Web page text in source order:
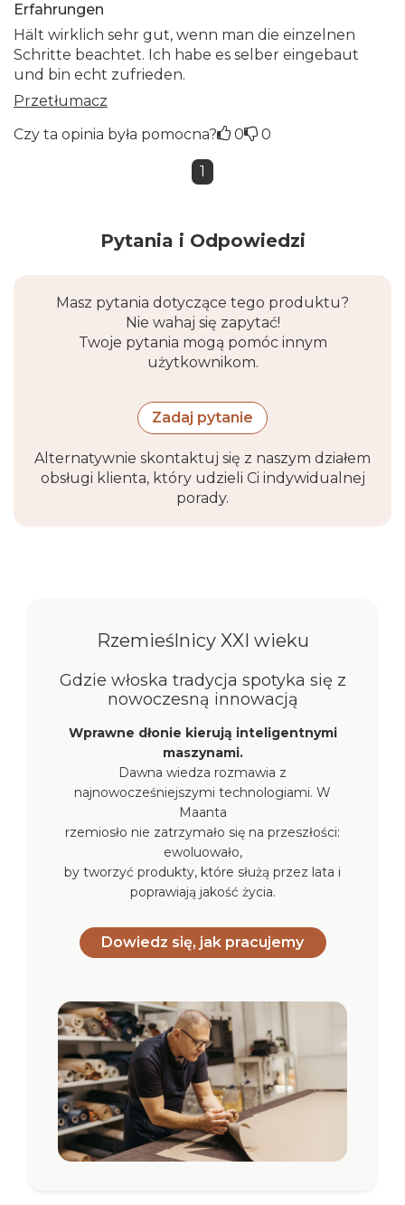
Erfahrungen
Hält wirklich sehr gut, wenn man die einzelnen
Schritte beachtet. Ich habe es selber eingebaut
und bin echt zufrieden.
Przetłumacz
Czy ta opinia była pomocna?
0 0
1
Pytania i Odpowiedzi
Masz pytania dotyczące tego produktu?
Nie wahaj się zapytać!
Twoje pytania mogą pomóc innym
użytkownikom.
Zadaj pytanie
Alternatywnie skontaktuj się z naszym działem
obsługi klienta, który udzieli Ci indywidualnej
porady.
Rzemieślnicy XXI wieku
Gdzie włoska tradycja spotyka się z
nowoczesną innowacją
Wprawne dłonie kierują inteligentnymi
maszynami.
Dawna wiedza rozmawia z
najnowocześniejszymi technologiami. W
Maanta
rzemiosło nie zatrzymało się na przeszłości:
ewoluowało,
by tworzyć produkty, które służą przez lata i
poprawiają jakość życia.
Dowiedz się, jak pracujemy